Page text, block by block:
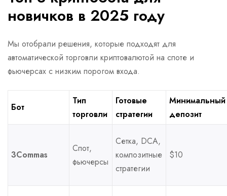
новичков в 2025 году
Мы отобрали решения, которые подходят для
автоматической торговли криптовалютой на споте и
фьючерсах с низким порогом входа.
Бот
Тип
торговли
Готовые
стратегии
Минимальный
депозит
3Commas
Спот,
фьючерсы
Сетка, DCA,
композитные
стратегии
$10